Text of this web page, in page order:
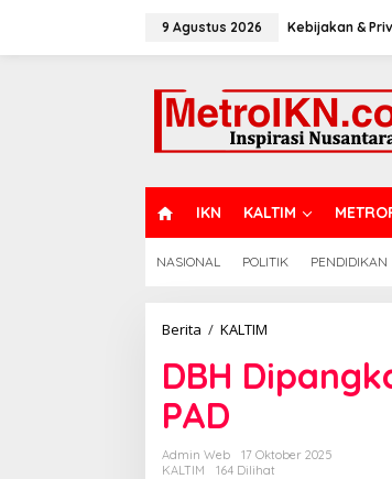
9 Agustus 2026 Kebijakan &
O
M
IKN KALTIM
NASIONAL POLITIK PENDIDIKAN
Berita / KALTIM
Pemprov
Kaltim
PAD
DBH
PAD
Admin Web
17 Oktober 2025
KALTIM
164 Dilihat